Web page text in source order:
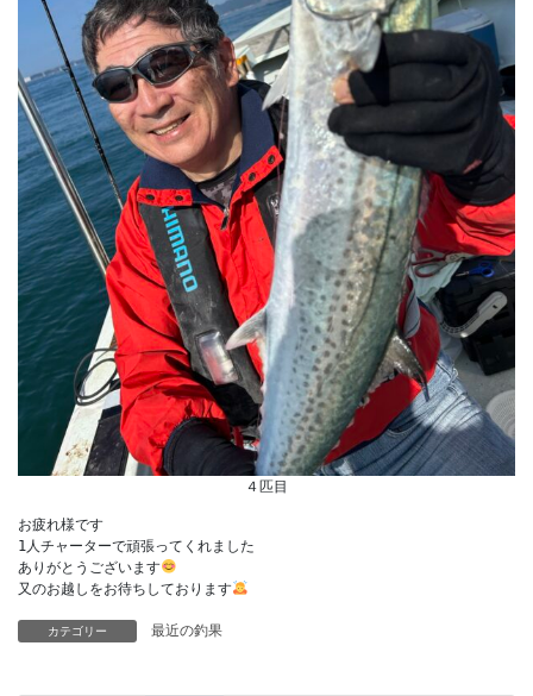
４匹目
お疲れ様です
1人チャーターで頑張ってくれました
ありがとうございます
又のお越しをお待ちしております
カテゴリー 最近の釣果